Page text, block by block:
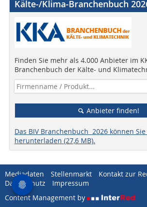
Kälte-/Klima-Branchenbuch
Finden Sie mehr als 4.000 Anbieter im
Branchenbuch der Kälte- und
Anbieter finden!
Das BIV Branchenbuch 2026 können Sie
herunterladen (27,6 MB).
Mediadaten Stellenmarkt Kontakt zur
Datenschutz
Impressum
Content Management by